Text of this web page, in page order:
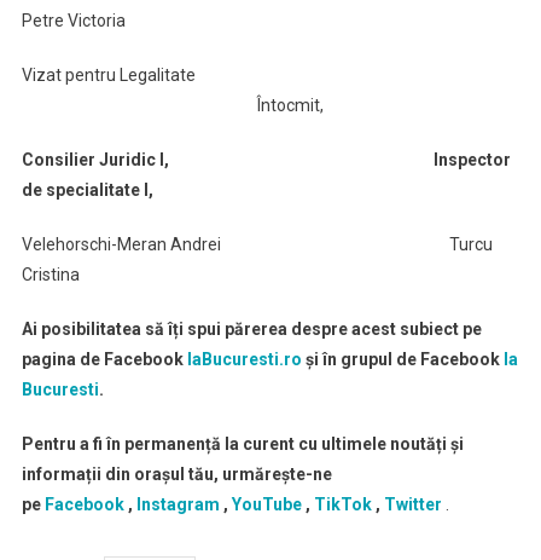
Petre Victoria
Vizat pentru Legalitate
Consilier Juridic I, Inspector
de specialitate I,
Velehorschi-Meran Andrei Turcu
Cristina
Ai posibilitatea să îți spui părerea despre acest subiect pe
pagina de Facebook laBucuresti.ro și în grupul de Facebook la
Bucuresti.
Pentru a fi în permanență la curent cu ultimele noutăți și
informații din orașul tău, urmărește-ne
pe Facebook, Instagram , YouTube, TikTok, Twitter